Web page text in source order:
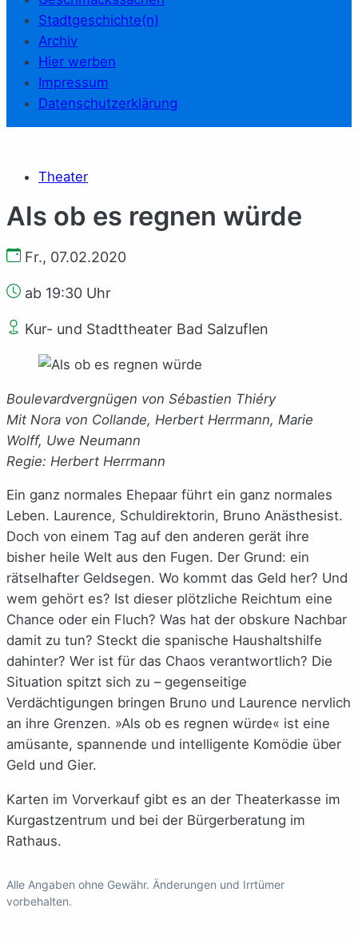
Stadtgeschichte(n)
Archiv
Hier werben
Impressum
Datenschutzerklärung
Theater
Als ob es regnen würde
Fr., 07.02.2020
ab 19:30 Uhr
Kur- und Stadttheater Bad Salzuflen
Boulevardvergnügen von Sébastien Thiéry
Mit Nora von Collande, Herbert Herrmann, Marie
Wolff, Uwe Neumann
Regie: Herbert Herrmann
Ein ganz normales Ehepaar führt ein ganz normales
Leben. Laurence, Schuldirektorin, Bruno Anästhesist.
Doch von einem Tag auf den anderen gerät ihre
bisher heile Welt aus den Fugen. Der Grund: ein
rätselhafter Geldsegen. Wo kommt das Geld her? Und
wem gehört es? Ist dieser plötzliche Reichtum eine
Chance oder ein Fluch? Was hat der obskure Nachbar
damit zu tun? Steckt die spanische Haushaltshilfe
dahinter? Wer ist für das Chaos verantwortlich? Die
Situation spitzt sich zu – gegenseitige
Verdächtigungen bringen Bruno und Laurence nervlich
an ihre Grenzen. »Als ob es regnen würde« ist eine
amüsante, spannende und intelligente Komödie über
Geld und Gier.
Karten im Vorverkauf gibt es an der Theaterkasse im
Kurgastzentrum und bei der Bürgerberatung im
Rathaus.
Alle Angaben ohne Gewähr. Änderungen und Irrtümer
vorbehalten.